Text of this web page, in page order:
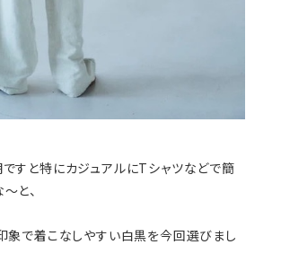
すと特にカジュアルにTシャツなどで簡
と、
象で着こなしやすい白黒を今回選びまし